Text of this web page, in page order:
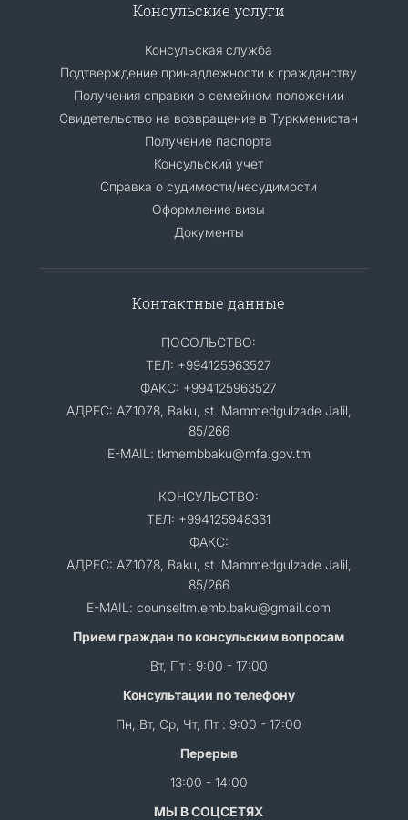
Консульские услуги
Консульская служба
Подтверждение принадлежности к гражданству
Получения справки о семейном положении
Свидетельство на возвращение в Туркменистан
Получение паспорта
Консульский учет
Справка о судимости/несудимости
Оформление визы
Документы
Контактные данные
ПОСОЛЬСТВО:
ТЕЛ: +994125963527
ФАКС: +994125963527
АДРЕС: AZ1078, Baku, st. Mammedgulzade Jalil,
85/266
E-MAIL: tkmembbaku@mfa.gov.tm
КОНСУЛЬСТВО:
ТЕЛ: +994125948331
ФАКС:
АДРЕС: AZ1078, Baku, st. Mammedgulzade Jalil,
85/266
E-MAIL: counseltm.emb.baku@gmail.com
Прием граждан по консульским вопросам
Вт, Пт : 9:00 - 17:00
Консультации по телефону
Пн, Вт, Ср, Чт, Пт : 9:00 - 17:00
Перерыв
13:00 - 14:00
МЫ В СОЦСЕТЯХ